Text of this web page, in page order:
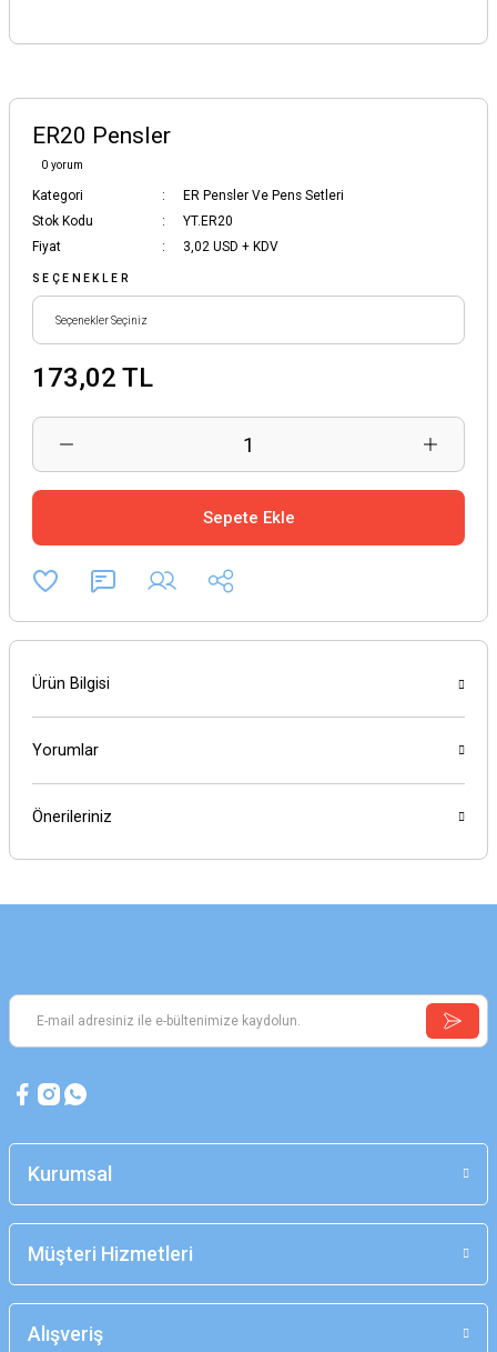
ER20 Pensler
0 yorum
Kategori
ER Pensler Ve Pens Setleri
Stok Kodu
YT.ER20
Fiyat
3,02 USD + KDV
SEÇENEKLER
173,02 TL
Sepete Ekle
Ürün Bilgisi
Yorumlar
Önerileriniz
Kurumsal
Müşteri Hizmetleri
Alışveriş